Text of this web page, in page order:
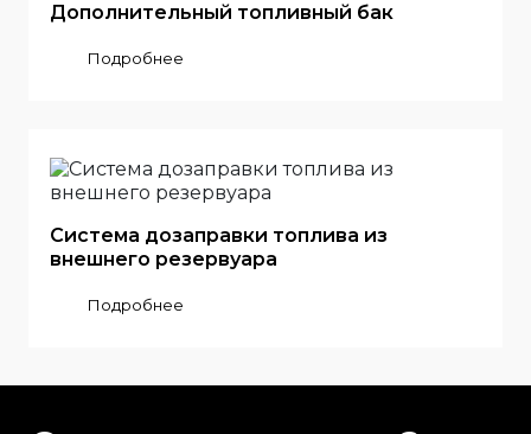
Дополнительный топливный бак
Подробнее
Система дозаправки топлива из
внешнего резервуара
Подробнее